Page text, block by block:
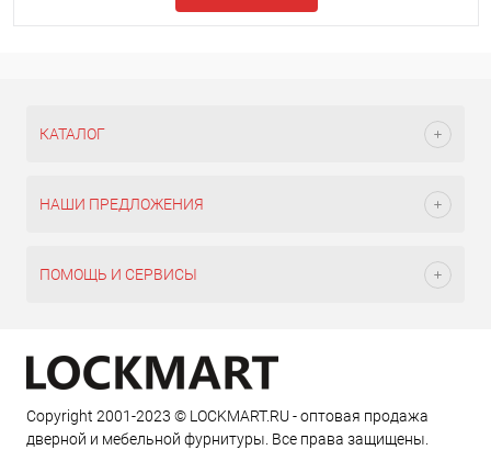
КАТАЛОГ
НАШИ ПРЕДЛОЖЕНИЯ
ПОМОЩЬ И СЕРВИСЫ
Copyright 2001-2023 © LOCKMART.RU - оптовая продажа
дверной и мебельной фурнитуры. Все права защищены.